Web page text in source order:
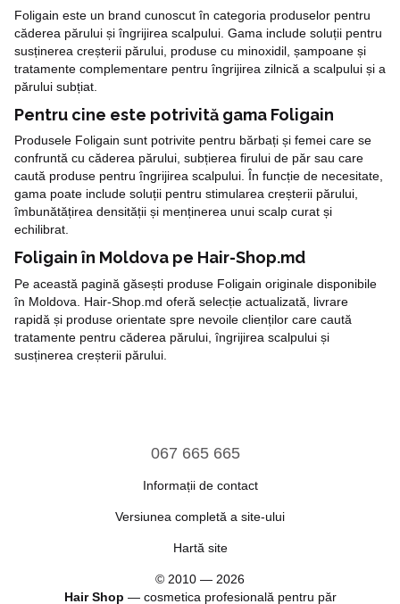
Foligain este un brand cunoscut în categoria produselor pentru
căderea părului și îngrijirea scalpului. Gama include soluții pentru
susținerea creșterii părului, produse cu minoxidil, șampoane și
tratamente complementare pentru îngrijirea zilnică a scalpului și a
părului subțiat.
Pentru cine este potrivită gama Foligain
Produsele Foligain sunt potrivite pentru bărbați și femei care se
confruntă cu căderea părului, subțierea firului de păr sau care
caută produse pentru îngrijirea scalpului. În funcție de necesitate,
gama poate include soluții pentru stimularea creșterii părului,
îmbunătățirea densității și menținerea unui scalp curat și
echilibrat.
Foligain în Moldova pe Hair-Shop.md
Pe această pagină găsești produse Foligain originale disponibile
în Moldova. Hair-Shop.md oferă selecție actualizată, livrare
rapidă și produse orientate spre nevoile clienților care caută
tratamente pentru căderea părului, îngrijirea scalpului și
susținerea creșterii părului.
067 665 665
Informații de contact
Versiunea completă a site-ului
Hartă site
© 2010 — 2026
Hair Shop — cosmetica profesională pentru păr